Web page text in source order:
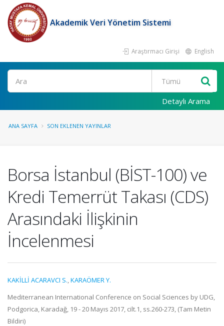
Akademik Veri Yönetim Sistemi
Araştırmacı Girişi English
Ara
Detaylı Arama
ANA SAYFA SON EKLENEN YAYINLAR
Borsa İstanbul (BİST-100) ve
Kredi Temerrüt Takası (CDS)
Arasındaki İlişkinin
İncelenmesi
KAKİLLİ ACARAVCI S.,KARAÖMER Y.
Mediterranean International Conference on Social Sciences by UDG,
Podgorica, Karadağ, 19 - 20 Mayıs 2017, cilt.1, ss.260-273, (Tam Metin
Bildiri)